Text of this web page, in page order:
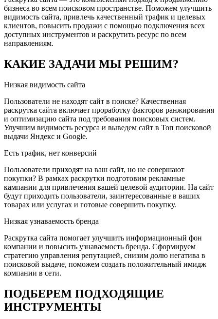
бизнеса во всем поисковом пространстве. Поможем улучшить
видимость сайта, привлечь качественный трафик и целевых
клиентов, повысить продажи с помощью подключения всех
доступных инструментов и раскрутить ресурс по всем
направлениям.
КАКИЕ ЗАДАЧИ МЫ РЕШИМ?
Низкая видимость сайта
Пользователи не находят сайт в поиске? Качественная
раскрутка сайта включает проработку факторов ранжирования
и оптимизацию сайта под требования поисковых систем.
Улучшим видимость ресурса и выведем сайт в Топ поисковой
выдачи Яндекс и Google.
Есть трафик, нет конверсий
Пользователи приходят на ваш сайт, но не совершают
покупки? В рамках раскрутки подготовим рекламные
кампании для привлечения вашей целевой аудитории. На сайт
будут приходить пользователи, заинтересованные в ваших
товарах или услугах и готовые совершить покупку.
Низкая узнаваемость бренда
Раскрутка сайта помогает улучшить информационный фон
компании и повысить узнаваемость бренда. Сформируем
стратегию управления репутацией, снизим долю негатива в
поисковой выдаче, поможем создать положительный имидж
компании в сети.
ПОДБЕРЕМ ПОДХОДЯЩИЕ
ИНСТРУМЕНТЫ